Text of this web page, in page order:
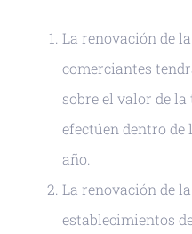
La renovación de
comerciantes
sobre el valor de
efectúen dentro de
año.
La renovación de
establecimientos